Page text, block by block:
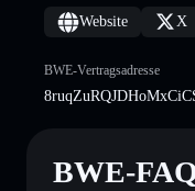
Website X
BWE-Vertragsadresse
BWE-